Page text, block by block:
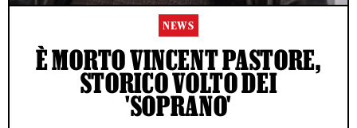
NEWS
È MORTO VINCENT PASTORE,
STORICO VOLTO DEI
'SOPRANO'